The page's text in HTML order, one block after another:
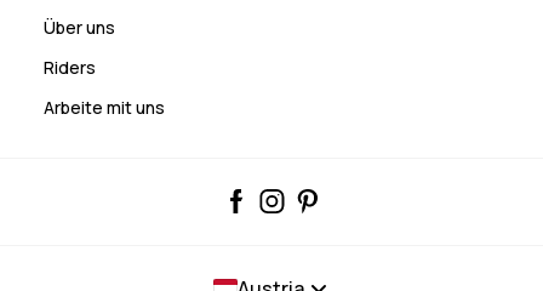
Über uns
Riders
Arbeite mit uns